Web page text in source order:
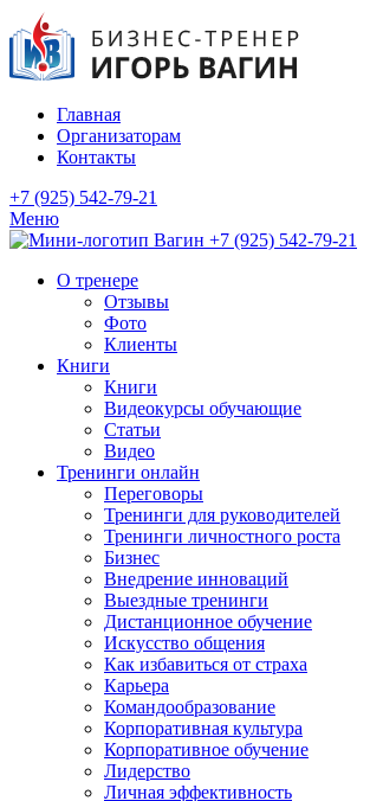
Главная
Организаторам
Контакты
+7 (925) 542-79-21
Меню
+7 (925) 542-79-21
О тренере
Отзывы
Фото
Клиенты
Книги
Книги
Видеокурсы обучающие
Статьи
Видео
Тренинги онлайн
Переговоры
Тренинги для руководителей
Тренинги личностного роста
Бизнес
Внедрение инноваций
Выездные тренинги
Дистанционное обучение
Искусство общения
Как избавиться от страха
Карьера
Командообразование
Корпоративная культура
Корпоративное обучение
Лидерство
Личная эффективность